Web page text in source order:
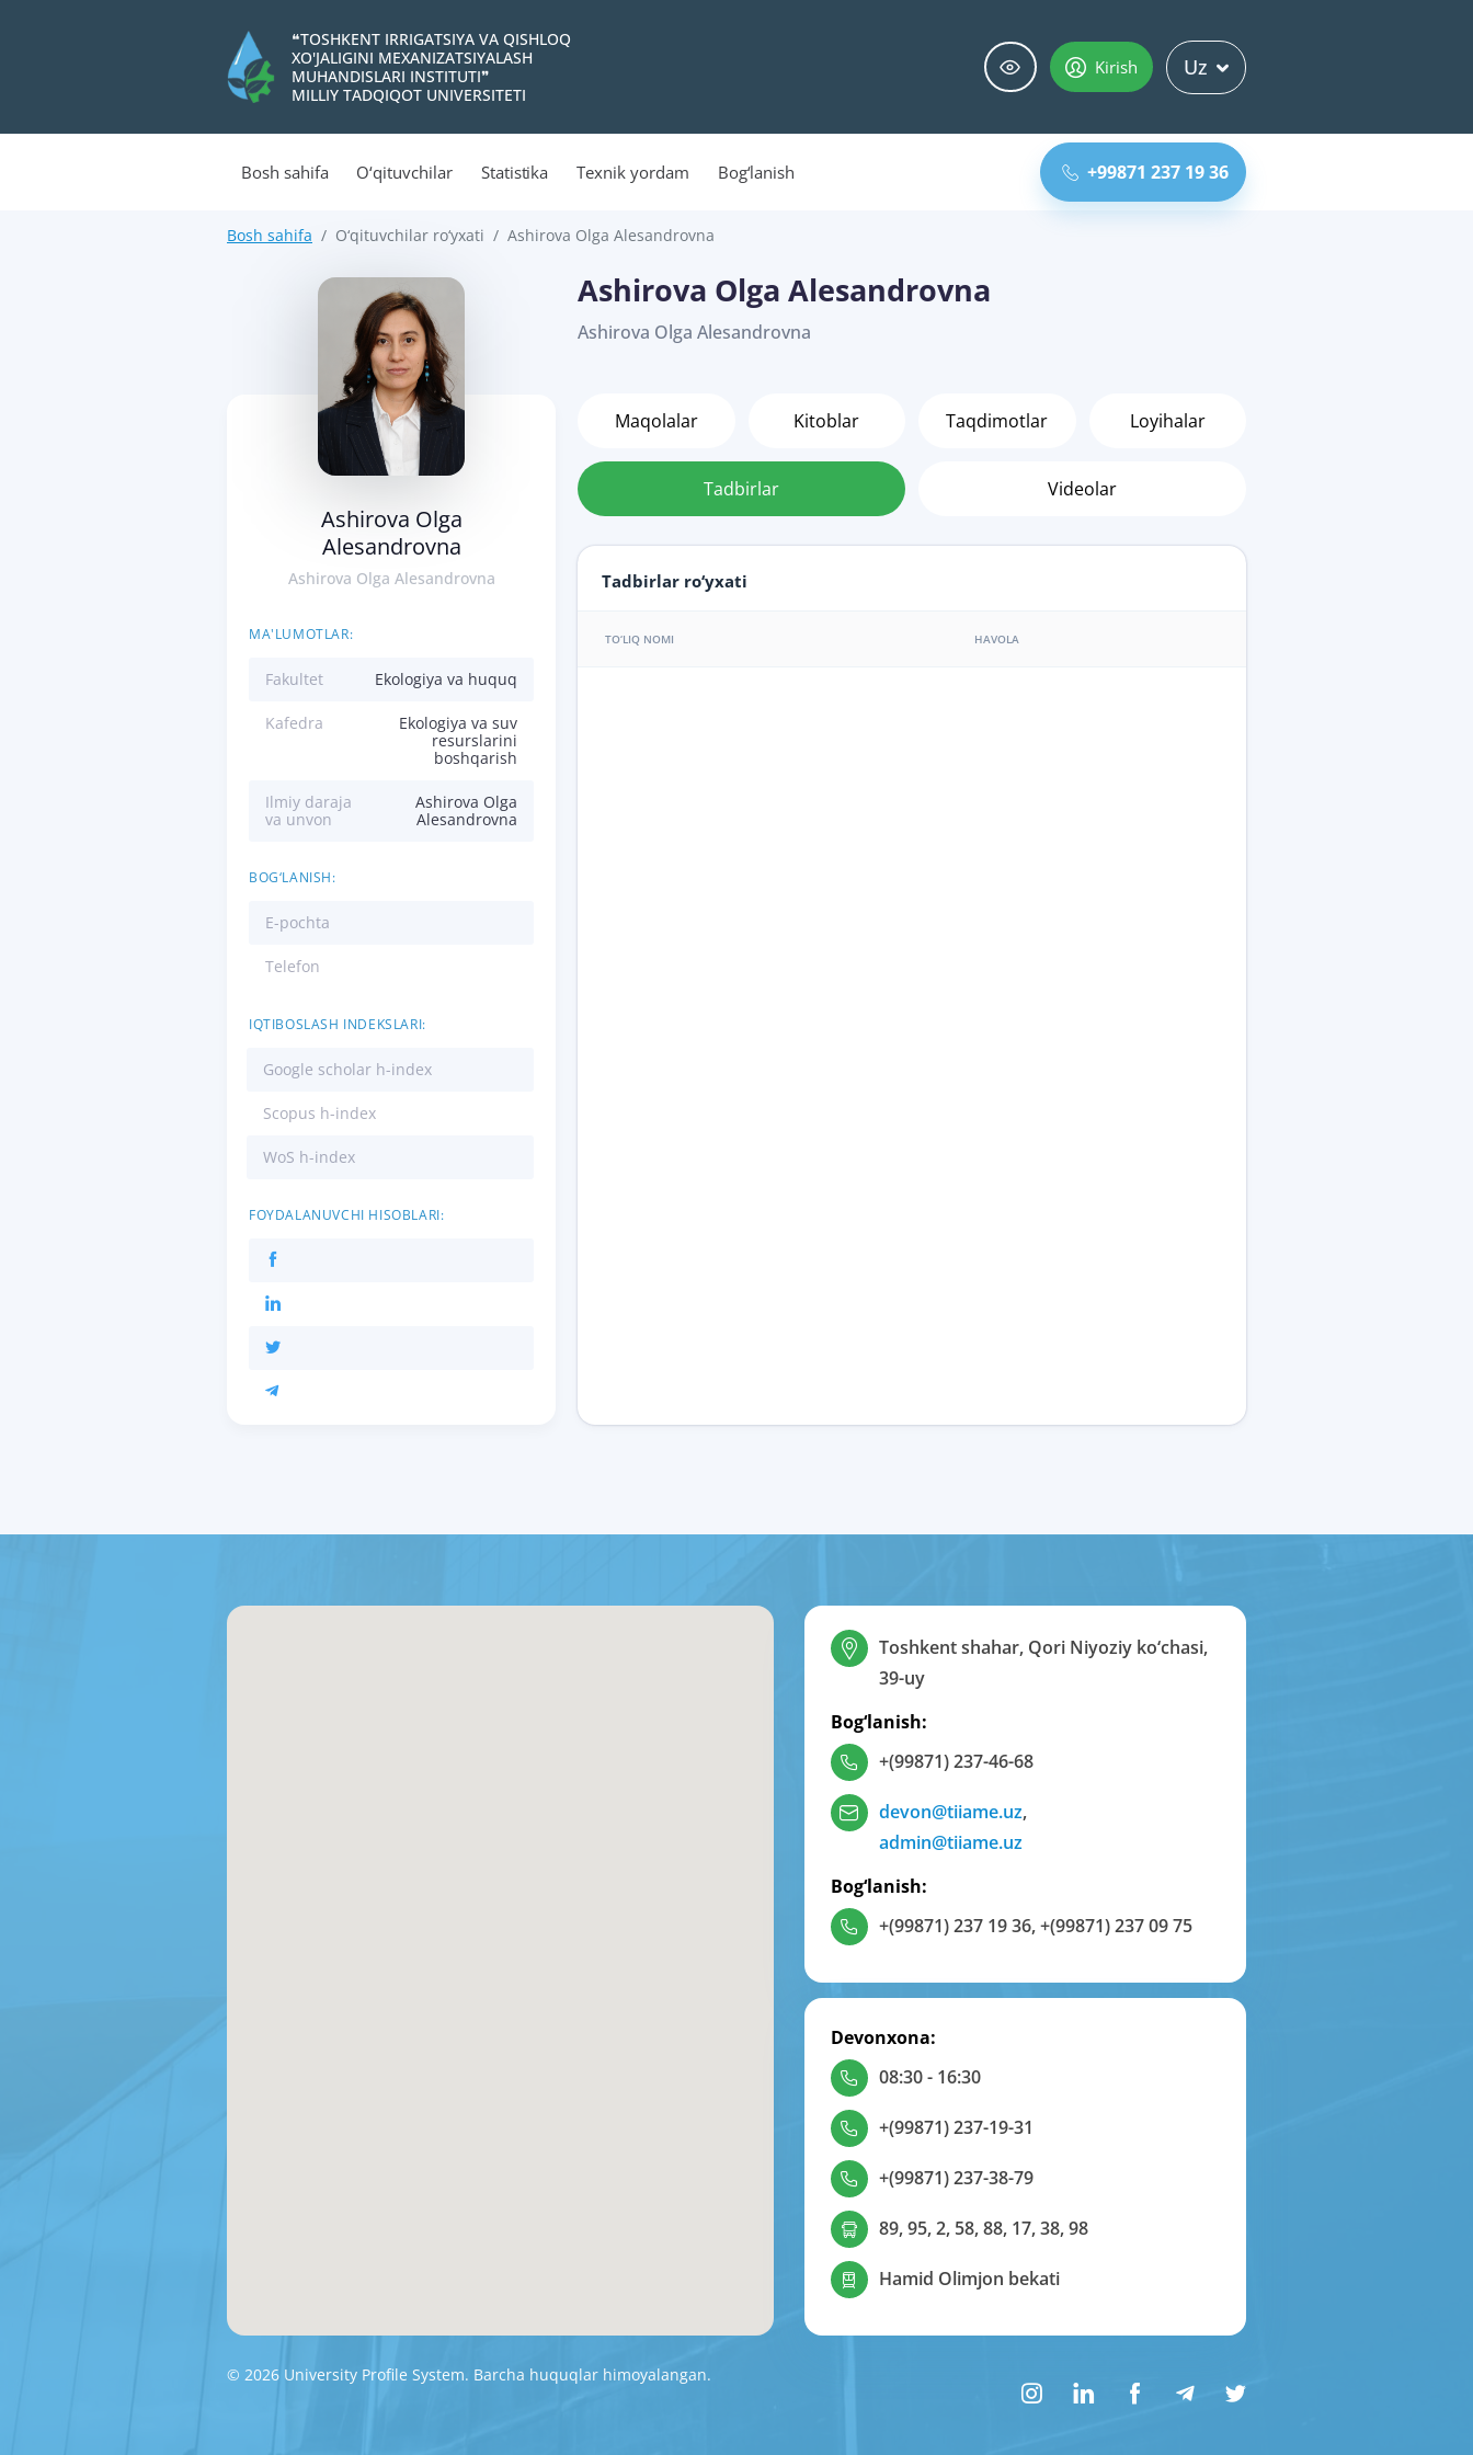
❝TOSHKENT IRRIGATSIYA VA QISHLOQ
XO'JALIGINI MEXANIZATSIYALASH
MUHANDISLARI INSTITUTI❞
MILLIY TADQIQOT UNIVERSITETI
Kirish Uz
Bosh sahifa O‘qituvchilar Statistika Texnik yordam Bog‘lanish +99871 237 19 36
Bosh sahifa O‘qituvchilar ro‘yxati Ashirova Olga Alesandrovna
Ashirova Olga
Alesandrovna
Ashirova Olga Alesandrovna
MA'LUMOTLAR:
Fakultet Ekologiya va huquq
Kafedra
Ekologiya va suv
resurslarini
boshqarish
Ilmiy daraja
va unvon
Ashirova Olga
Alesandrovna
BOG‘LANISH:
E-pochta
Telefon
IQTIBOSLASH INDEKSLARI:
Google scholar h-index
Scopus h-index
WoS h-index
FOYDALANUVCHI HISOBLARI:
Ashirova Olga Alesandrovna
Ashirova Olga Alesandrovna
Maqolalar Kitoblar Taqdimotlar Loyihalar
Tadbirlar Videolar
Tadbirlar ro‘yxati
TO‘LIQ NOMI HAVOLA
Toshkent shahar, Qori Niyoziy ko‘chasi,
39-uy
Bog‘lanish:
+(99871) 237-46-68
devon@tiiame.uz,
admin@tiiame.uz
Bog‘lanish:
+(99871) 237 19 36,+(99871) 237 09 75
Devonxona:
08:30 - 16:30
+(99871) 237-19-31
+(99871) 237-38-79
89, 95, 2, 58, 88, 17, 38, 98
Hamid Olimjon bekati
© 2026 University Profile System. Barcha huquqlar himoyalangan.